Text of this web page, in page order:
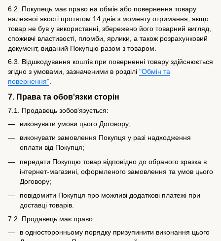
6.2. Покупець має право на обмін або повернення товару
належної якості протягом 14 днів з моменту отримання, якщо
товар не був у використанні, збережено його товарний вигляд,
споживчі властивості, пломби, ярлики, а також розрахунковий
документ, виданий Покупцю разом з товаром.
6.3. Відшкодування коштів при поверненні товару здійснюється
згідно з умовами, зазначеними в розділі "Обмін та
повернення"
7. Права та обов'язки сторін
7.1. Продавець зобов'язується:
виконувати умови цього Договору;
виконувати замовлення Покупця у разі надходження
оплати від Покупця;
передати Покупцю товар відповідно до обраного зразка в
інтернет-магазині, оформленого замовлення та умов цього
Договору;
повідомити Покупця про можливі додаткові платежі при
доставці товарів.
7.2. Продавець має право:
в односторонньому порядку призупинити виконання цього